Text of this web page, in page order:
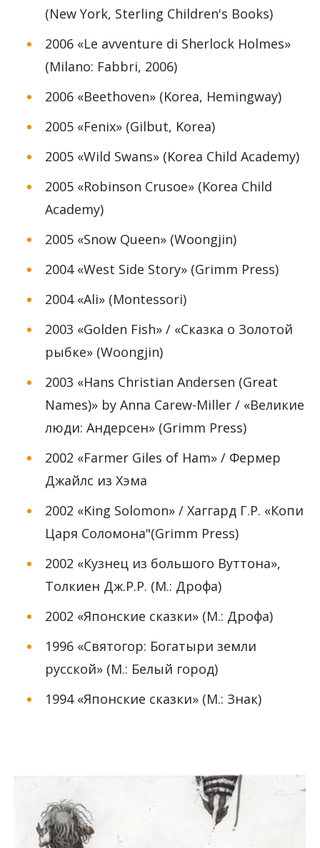
(New York, Sterling Children's Books)
2006 «Le avventure di Sherlock Holmes»
(Milano: Fabbri, 2006)
2006 «Beethoven» (Korea, Hemingway)
2005 «Fenix» (Gilbut, Korea)
2005 «Wild Swans» (Korea Child Academy)
2005 «Robinson Crusoe» (Korea Child
Academy)
2005 «Snow Queen» (Woongjin)
2004 «West Side Story» (Grimm Press)
2004 «Ali» (Montessori)
2003 «Golden Fish» / «Сказка о Золотой
рыбке» (Woongjin)
2003 «Hans Christian Andersen (Great
Names)» by Anna Carew-Miller / «Великие
люди: Андерсен» (Grimm Press)
2002 «Farmer Giles of Ham» / Фермер
Джайлс из Хэма
2002 «King Solomon» / Хаггард Г.Р. «Копи
Царя Соломона"(Grimm Press)
2002 «Кузнец из большого Вуттона»,
Толкиен Дж.Р.Р. (М.: Дрофа)
2002 «Японские сказки» (М.: Дрофа)
1996 «Святогор: Богатыри земли
русской» (М.: Белый город)
1994 «Японские сказки» (М.: Знак)